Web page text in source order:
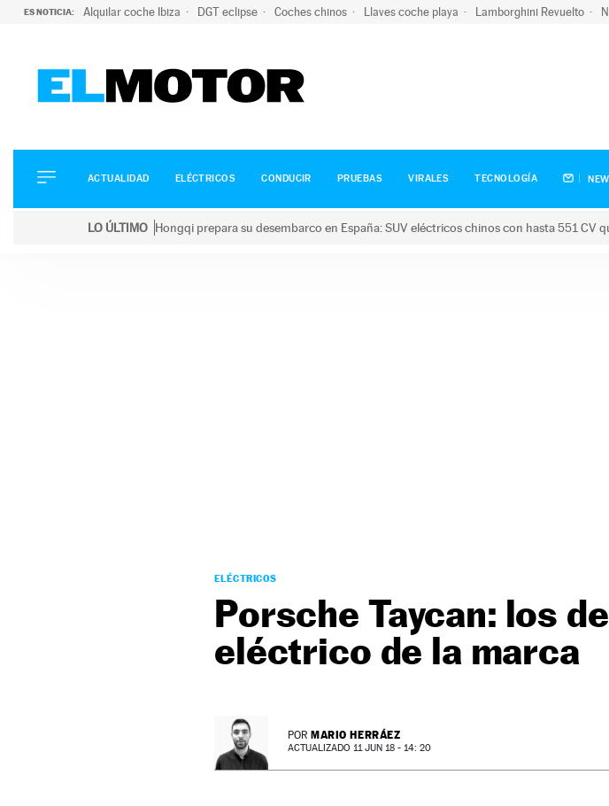
ES NOTICIA: Alquilar coche Ibiza DGT eclipse Coches chinos Llaves coche playa Lamborghini Revuelto
ELÉCTRICOS
CONDUCIR
ACTUALIDAD ELÉCTRICOS CONDUCIR PRUEBAS VIRALES TECNOLOGÍA
LO ÚLTIMO Hongqi prepara su desembarco en España: SUV eléctricos chinos con hasta 551 CV
ELÉCTRICOS
Porsche Taycan: los
eléctrico de la marca
POR MARIO HERRÁEZ
ACTUALIZADO 11 JUN 18 - 14: 20